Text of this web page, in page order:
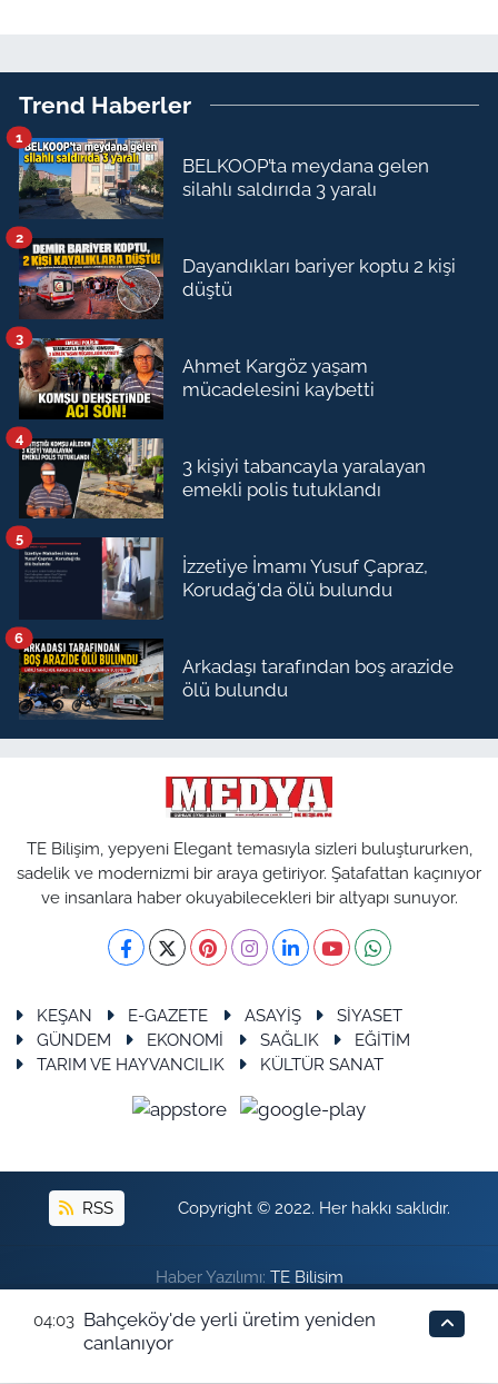
Trend Haberler
BELKOOP’ta meydana gelen
silahlı saldırıda 3 yaralı
1
Dayandıkları bariyer koptu 2 kişi
düştü
2
Ahmet Kargöz yaşam
mücadelesini kaybetti
3
3 kişiyi tabancayla yaralayan
emekli polis tutuklandı
4
İzzetiye İmamı Yusuf Çapraz,
Korudağ'da ölü bulundu
5
Arkadaşı tarafından boş arazide
ölü bulundu
6
TE Bilişim, yepyeni Elegant temasıyla sizleri buluştururken,
sadelik ve modernizmi bir araya getiriyor. Şatafattan kaçınıyor
ve insanlara haber okuyabilecekleri bir altyapı sunuyor.
KEŞAN E-GAZETE ASAYİŞ
SİYASET
GÜNDEM
EKONOMİ SAĞLIK
EĞİTİM
TARIM VE HAYVANCILIK
KÜLTÜR SANAT
RSS Copyright © 2022. Her hakkı saklıdır.
Haber Yazılımı: TE Bilişim
En iyi site deneyimi sağlamak için çerezlerden
faydalanıyoruz. Detaylar için lütfen tıklayın.
04:03 Bahçeköy'de yerli üretim yeniden
canlanıyor